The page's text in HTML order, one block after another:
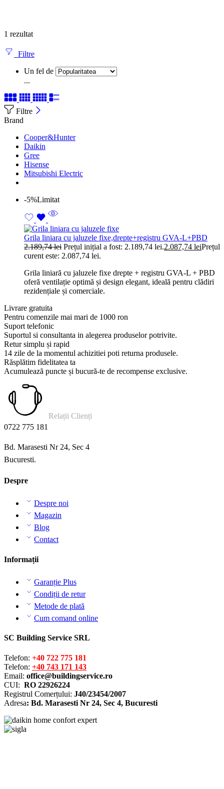
1 rezultat
Filtre
Un fel de
...
Filtre
Brand
Cooper&Hunter
Daikin
Gree
Hisense
Mitsubishi Electric
-5%Limitat
Grila liniara cu jaluzele fixe,drepte+registru GVA-L+PBD
2.189,74lei Prețul inițial a fost: 2.189,74 lei.2.087,74 leiPrețul
curent este: 2.087,74 lei.
Grila liniară cu jaluzele fixe drepte + registru GVA-L + PBD
oferă ventilație optimă și design elegant, ideală pentru clădiri
rezidențiale și comerciale.
Livrare gratuita
Pentru comenzile mai mari de 1000 ron
Suport telefonic
Suportul si consultanta in alegerea produselor potrivite.
Retur simplu și rapid
14 zile de la momentul achizitiei poti returna produsele.
Răsplătim fidelitatea ta
Acumulează puncte și bucură-te de recompense exclusive.
Relații Clienți
0722 775 181
Bd. Marasesti Nr 24, Sec 4
Bucuresti.
Despre
Despre noi
Magazin
Blog
Contact
Informații
Garanție Plus
Condiții de retur
Metode de plată
Cum comand online
SC Building Service SRL
Telefon: +40 722 775 181
Telefon: +40 743 171 143
Email: office@buildingservice.ro
CUI: RO 22926224
Registrul Comerțului: J40/23454/2007
Adresa: Bd. Marasesti Nr 24, Sec 4, Bucuresti